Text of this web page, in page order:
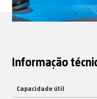
Informação
Capacidade útil